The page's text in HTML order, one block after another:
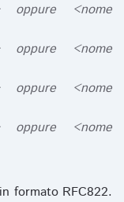
oppure <nome
oppure <nome
oppure <nome
oppure <nome
formato RFC822.